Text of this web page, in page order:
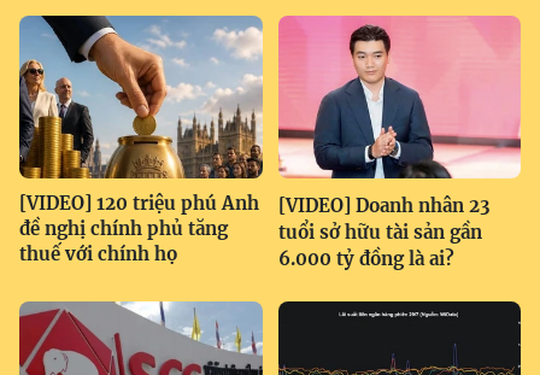
[VIDEO] 120 triệu phú Anh
đề nghị chính phủ tăng
thuế với chính họ
[VIDEO] Doanh nhân 23
tuổi sở hữu tài sản gần
6.000 tỷ đồng là ai?